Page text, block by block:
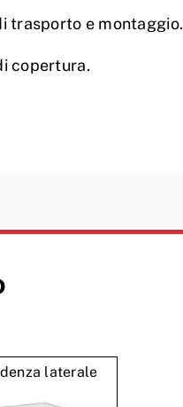
trasporto e montaggio.
copertura.
laterale